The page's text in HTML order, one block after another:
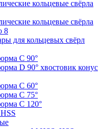
кольцевые свёрла
кольцевые свёрла
8
для кольцевых свёрл
С 90°
D 90° хвостовик конус
С 60°
С 75°
С 120°